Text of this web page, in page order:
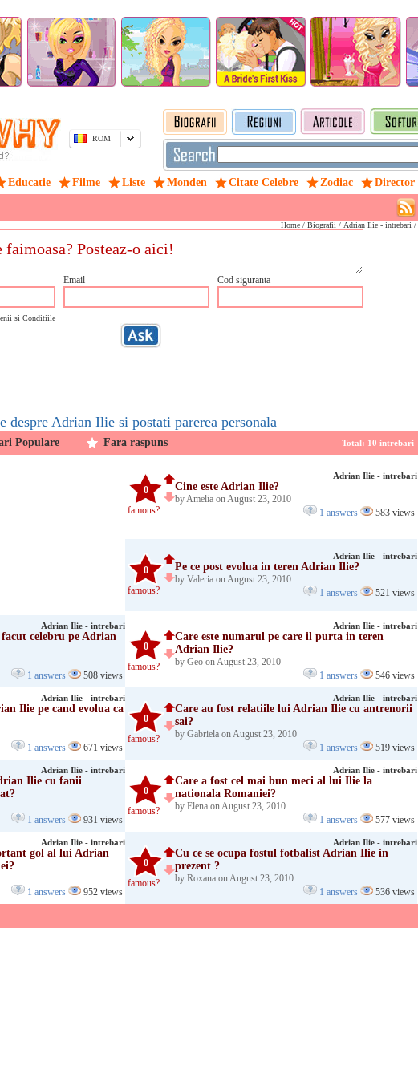
ROM
Educatie Filme Liste Monden Citate Celebre Zodiac Director
Home / Biografii / Adrian Ilie - intrebari /
Email Cod siguranta
si Conditiile
despre Adrian Ilie si postati parerea personala
Populare Fara raspuns Total: 10 intrebari
0
famous?
Adrian Ilie - intrebari
Cine este Adrian Ilie?
by Amelia on August 23, 2010
1 answers
583 views
0
famous?
Adrian Ilie - intrebari
Pe ce post evolua in teren Adrian Ilie?
by Valeria on August 23, 2010
1 answers
521 views
Adrian Ilie - intrebari
facut celebru pe Adrian
1 answers
508 views
0
famous?
Adrian Ilie - intrebari
Care este numarul pe care il purta in teren
Adrian Ilie?
by Geo on August 23, 2010
1 answers
546 views
Adrian Ilie - intrebari
Ilie pe cand evolua ca
1 answers
671 views
0
famous?
Adrian Ilie - intrebari
Care au fost relatiile lui Adrian Ilie cu antrenorii
sai?
by Gabriela on August 23, 2010
1 answers
519 views
Adrian Ilie - intrebari
Ilie cu fanii
1 answers
931 views
0
famous?
Adrian Ilie - intrebari
Care a fost cel mai bun meci al lui Ilie la
nationala Romaniei?
by Elena on August 23, 2010
1 answers
577 views
Adrian Ilie - intrebari
gol al lui Adrian
1 answers
952 views
0
famous?
Adrian Ilie - intrebari
Cu ce se ocupa fostul fotbalist Adrian Ilie in
prezent ?
by Roxana on August 23, 2010
1 answers
536 views